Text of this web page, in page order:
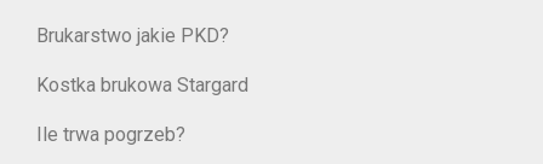
Brukarstwo jakie PKD?
Kostka brukowa Stargard
Ile trwa pogrzeb?